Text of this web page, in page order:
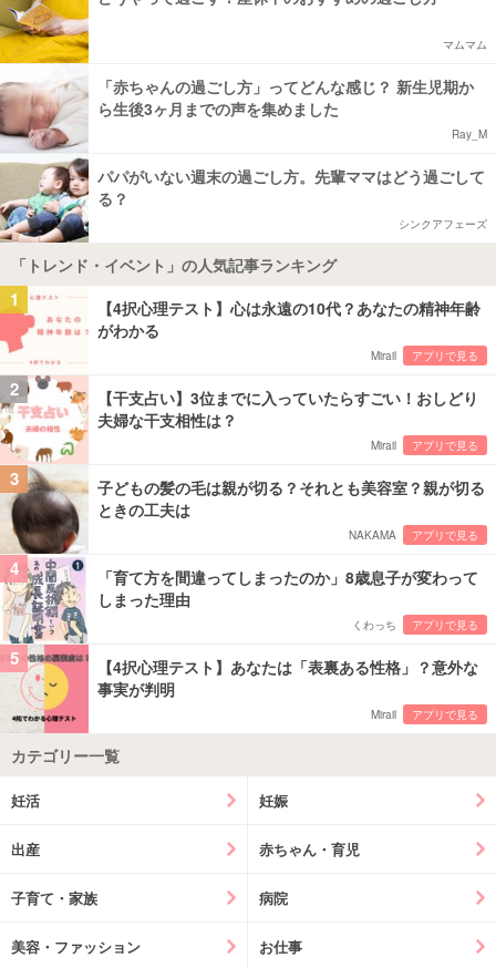
マムマム
「赤ちゃんの過ごし方」ってどんな感じ？ 新生児期か
ら生後3ヶ月までの声を集めました
Ray_M
パパがいない週末の過ごし方。先輩ママはどう過ごして
る？
シンクアフェーズ
「トレンド・イベント」の人気記事ランキング
1
【4択心理テスト】心は永遠の10代？あなたの精神年齢
がわかる
Mirail アプリで見る
2
【干支占い】3位までに入っていたらすごい！おしどり
夫婦な干支相性は？
Mirail アプリで見る
3
子どもの髪の毛は親が切る？それとも美容室？親が切る
ときの工夫は
NAKAMA アプリで見る
4
「育て方を間違ってしまったのか」8歳息子が変わって
しまった理由
くわっち アプリで見る
5
【4択心理テスト】あなたは「表裏ある性格」？意外な
事実が判明
Mirail アプリで見る
カテゴリー一覧
妊活 妊娠
出産 赤ちゃん・育児
子育て・家族 病院
美容・ファッション お仕事